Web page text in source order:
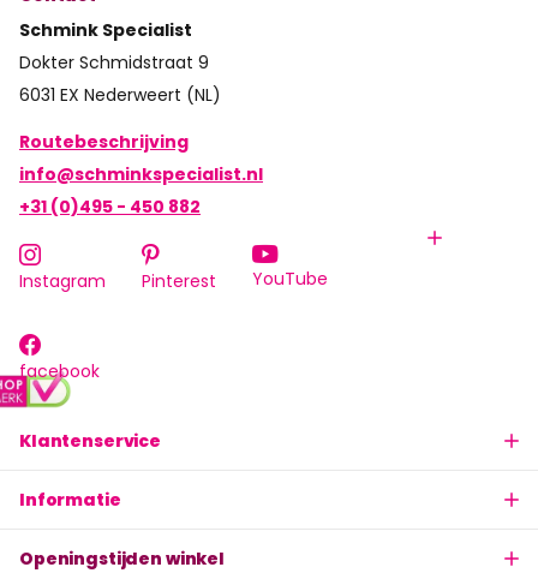
Klantenservice
Informatie
Openingstijden winkel
Schmink Specialist
Dokter Schmidstraat 9
6031 EX Nederweert (NL)
Routebeschrijving
info@schminkspecialist.nl
+31 (0)495 - 450 882
Instagram Pinterest YouTube
facebook